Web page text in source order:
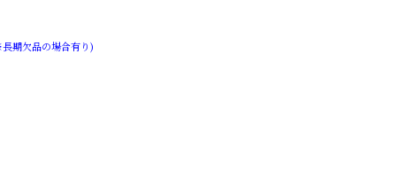
期欠品の場合有り)